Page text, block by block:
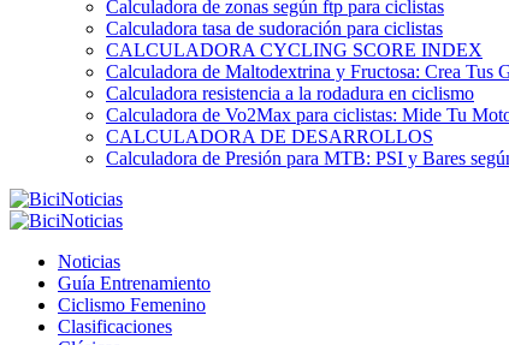
Calculadora de zonas según ftp para ciclistas
Calculadora tasa de sudoración para ciclistas
CALCULADORA CYCLING SCORE INDEX
Calculadora de Maltodextrina y Fructosa: Crea Tus
Calculadora resistencia a la rodadura en ciclismo
Calculadora de Vo2Max para ciclistas: Mide Tu
CALCULADORA DE DESARROLLOS
Calculadora de Presión para MTB: PSI y Bares
Noticias
Guía Entrenamiento
Ciclismo Femenino
Clasificaciones